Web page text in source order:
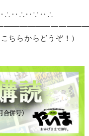
ちらからどうぞ！）